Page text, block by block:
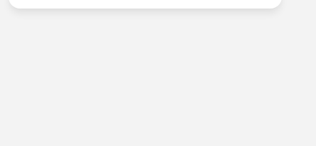
us/investor/forward-looking-